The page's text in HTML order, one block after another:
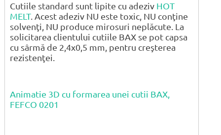
Cutiile standard sunt lipite cu adeziv HOT
MELT. Acest adeziv NU este toxic, NU conţine
solvenţi, NU produce mirosuri neplăcute. La
solicitarea clientului cutiile BAX se pot capsa
cu sârmă de 2,4x0,5 mm, pentru creşterea
rezistenţei.
Animatie 3D cu formarea unei cutii BAX,
FEFCO 0201